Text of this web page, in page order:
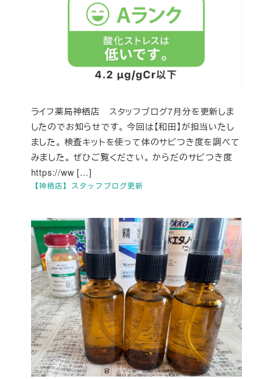
【神栖店】スタッフブログ更新
ライフ薬局神栖店 スタッフブログ7月分を更新しま
したのでお知らせです。 今回は【和田】が担当いたし
ました。 検査キットを使って体のサビつき度を調べて
みました。 ぜひご覧ください。 からだのサビつき度
https://ww […]